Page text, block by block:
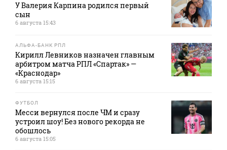
У Валерия Карпина родился первый
сын
6 августа 15:43
АЛЬФА-БАНК РПЛ
Кирилл Левников назначен главным
арбитром матча РПЛ «Спартак» —
«Краснодар»
6 августа 15:15
ФУТБОЛ
Месси вернулся после ЧМ и сразу
устроил шоу! Без нового рекорда не
обошлось
6 августа 15:05